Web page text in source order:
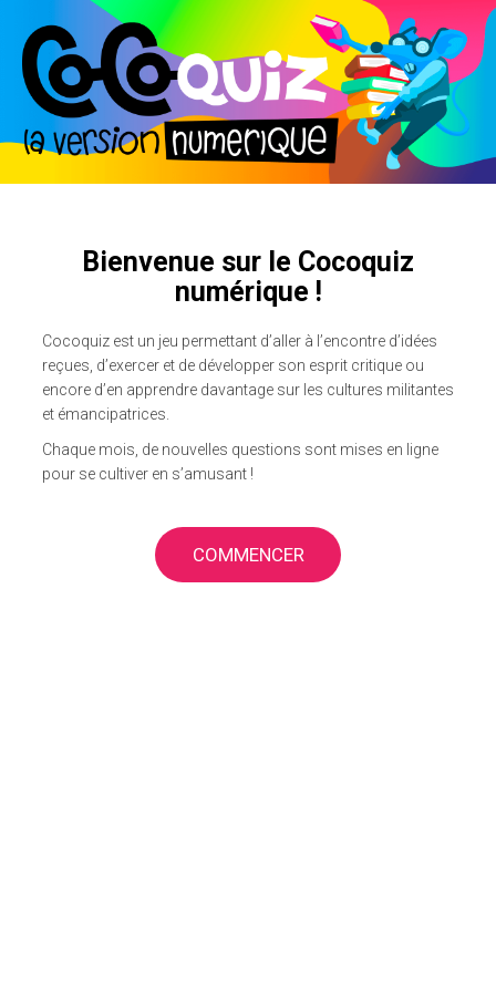
Bienvenue sur le Cocoquiz
numérique !
Cocoquiz est un jeu permettant d’aller à l’encontre d’idées
reçues, d’exercer et de développer son esprit critique ou
encore d’en apprendre davantage sur les cultures militantes
et émancipatrices.
Chaque mois, de nouvelles questions sont mises en ligne
pour se cultiver en s’amusant !
COMMENCER